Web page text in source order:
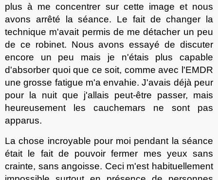
plus à me concentrer sur cette image et nous
avons arrêté
la séance. Le fait de changer la
technique m'avait permis de me détacher un peu
de ce robinet. Nous avons essayé de discuter
encore un peu mais je n'étais plus capable
d'absorber quoi que ce soit, comme avec l'EMDR
une grosse fatigue m'a envahie. J'avais déjà peur
pour la nuit que j'allais peut-être passer, mais
heureusement les cauchemars ne sont pas
apparus.
La chose incroyable pour moi pendant la séance
était le fait de pouvoir fermer mes yeux sans
crainte, sans angoisse. Ceci m'est habituellement